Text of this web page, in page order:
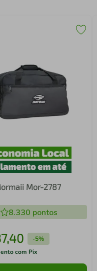
Mor-2787
8.330 pontos
,40 -5%
com Pix